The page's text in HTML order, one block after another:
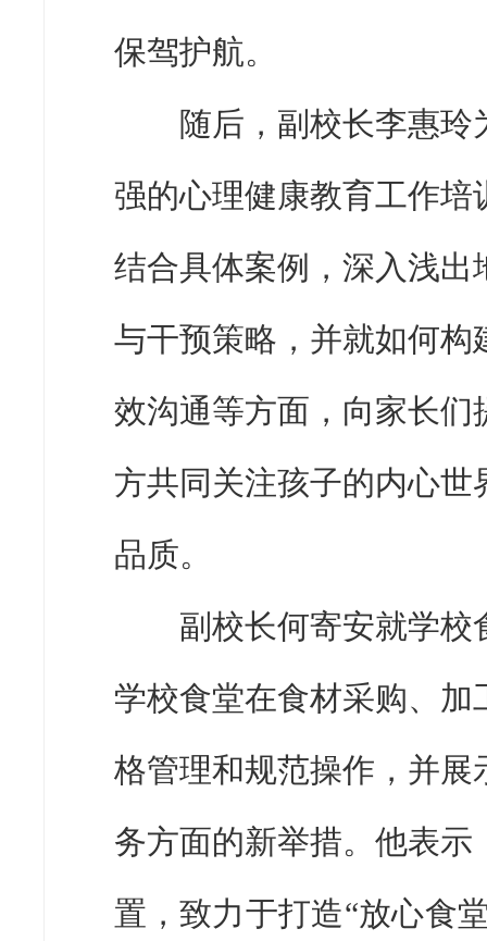
保驾护航。
随后，副校长李惠玲
强的心理健康教育工作
结合具体案例，深入浅
与干预策略，并就如何
效沟通等方面，向家长
方共同关注孩子的内心
品质。
副校长何寄安就学校
学校食堂在食材采购、
格管理和规范操作，并
务方面的新举措。他表
置，致力于打造“放心食